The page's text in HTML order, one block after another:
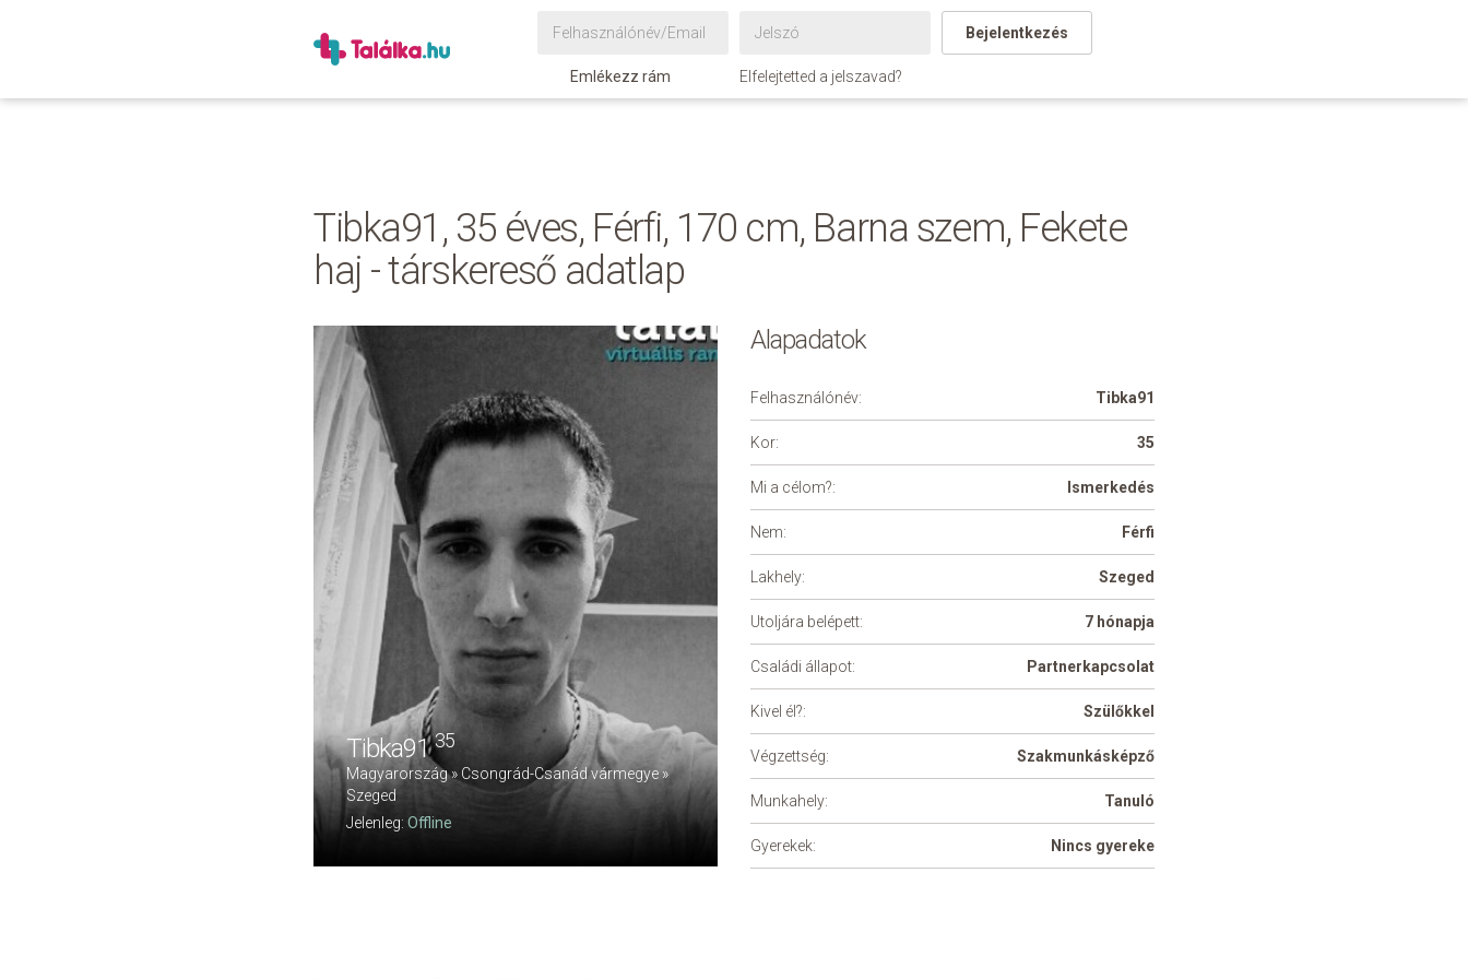
Bejelentkezés
Emlékezz rám Elfelejtetted a jelszavad?
Tibka91, 35 éves, Férfi, 170 cm, Barna szem, Fekete
haj - társkereső adatlap
Tibka9135
Magyarország » Csongrád-Csanád vármegye »
Szeged
Jelenleg: Offline
Alapadatok
Felhasználónév: Tibka91
Kor: 35
Mi a célom?: Ismerkedés
Nem: Férfi
Lakhely: Szeged
Utoljára belépett: 7 hónapja
Családi állapot: Partnerkapcsolat
Kivel él?: Szülőkkel
Végzettség: Szakmunkásképző
Munkahely: Tanuló
Gyerekek: Nincs gyereke